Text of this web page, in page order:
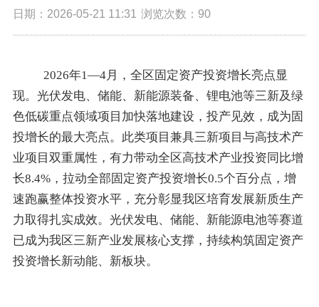
日期：2026-05-21 11:31 浏览次数： 90
2026年1—4月，全区固定资产投资增长亮点显
现。光伏发电、储能、新能源装备、锂电池等三新及绿
色低碳重点领域项目加快落地建设，投产见效，成为固
投增长的最大亮点。此类项目兼具三新项目与高技术产
业项目双重属性，有力带动全区高技术产业投资同比增
长8.4%，拉动全部固定资产投资增长0.5个百分点，增
速跑赢整体投资水平，充分彰显我区培育发展新质生产
力取得扎实成效。光伏发电、储能、新能源电池等赛道
已成为我区三新产业发展核心支撑，持续构筑固定资产
投资增长新动能、新板块。